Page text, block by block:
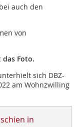
auch den
von
Foto.
sich DBZ-
am Wohnzwilling
in